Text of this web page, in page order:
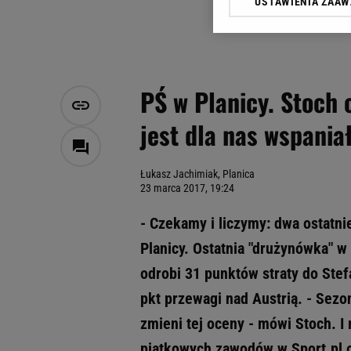
PŚ w Planicy.
jest dla nas
Łukasz Jachimiak, Planica
23 marca 2017, 19:24
- Czekamy i liczymy: dwa
Planicy. Ostatnia "drużynówka"
odrobi 31 punktów straty do
pkt przewagi nad Austrią. -
zmieni tej oceny - mówi Stoch. I
Klikając „Akceptuję”
Zaufanych Partnerów i
My, nasi Zaufani
Użycie dokładnych
Przechowywanie